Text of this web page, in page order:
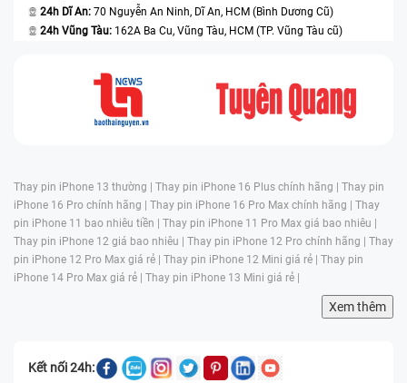
24h Dĩ An: 70 Nguyễn An Ninh, Dĩ An, HCM (Bình Dương Cũ)
24h Vũng Tàu: 162A Ba Cu, Vũng Tàu, HCM (TP. Vũng Tàu cũ)
Thay pin iPhone 13 thường | Thay pin iPhone 16 Plus chính hãng | Thay pin
iPhone 16 Pro chính hãng | Thay pin iPhone 16 Pro Max chính hãng | Thay
pin iPhone 11 bao nhiêu tiền | Thay pin iPhone 11 Pro Max giá bao nhiêu |
Thay pin iPhone 12 giá bao nhiêu | Thay pin iPhone 12 Pro chính hãng | Thay
pin iPhone 12 Pro Max giá rẻ | Thay pin iPhone 12 Mini giá rẻ | Thay pin
iPhone 14 Pro Max giá rẻ | Thay pin iPhone 13 Mini giá rẻ |
Xem thêm
Kết nối 24h: